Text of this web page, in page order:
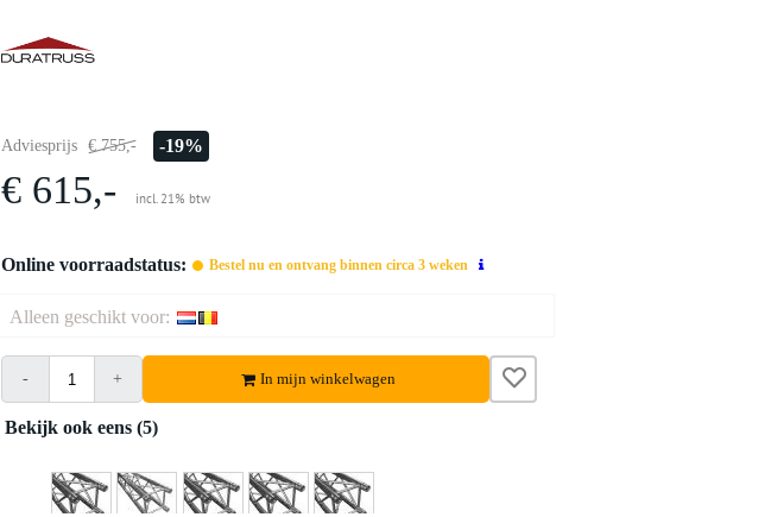
Adviesprijs € 755,- -19%
€ 615,- incl. 21% btw
Online voorraadstatus: Bestel nu en ontvang binnen circa 3 weken
Alleen geschikt voor:
- + In mijn winkelwagen
Bekijk ook eens (5)